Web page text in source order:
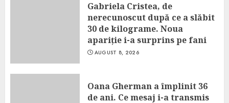
Gabriela Cristea, de
nerecunoscut după ce a slăbit
30 de kilograme. Noua
apariție i-a surprins pe fani
AUGUST 8, 2026
Oana Gherman a împlinit 36
de ani. Ce mesaj i-a transmis